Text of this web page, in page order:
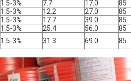
1.5-3% 7.7 17.0 85
1.5-3% 12.2 27.0 85
1.5-3% 17.7 39.0 85
1.5-3% 25.4 56.0 85
1.5-3% 31.3 69.0 85